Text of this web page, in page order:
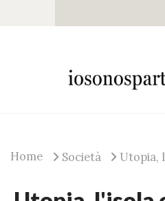
Home Società Utopia,